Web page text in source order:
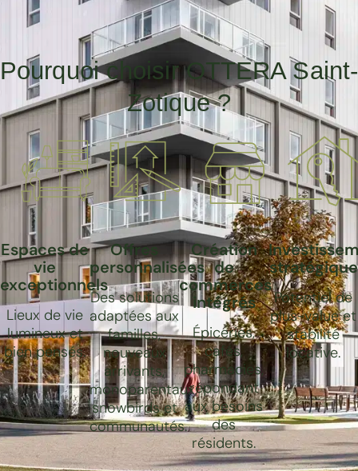
Pourquoi choisir OTTERA Saint-
Zotique ?
Espaces de
vie
exceptionnels
Lieux de vie
lumineux et
bien pensés.
Offres
personnalisées
Des solutions
adaptées aux
familles,
nouveaux
arrivants,
monoparentaux,
snowbirds et
communautés.
Création
de
commerces
intégrés
Épiceries,
cafés,
pharmacies,
répondant
aux besoins
des
résidents.
stratégique
Potentiel de
plus-value et
stabilité
locative.